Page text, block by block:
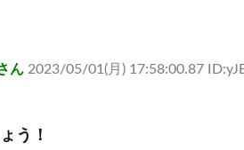
ん 2023/05/01(月) 17:58:00.87
う！